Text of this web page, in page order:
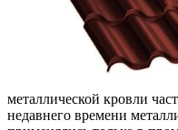
металлической кровли
недавнего времени